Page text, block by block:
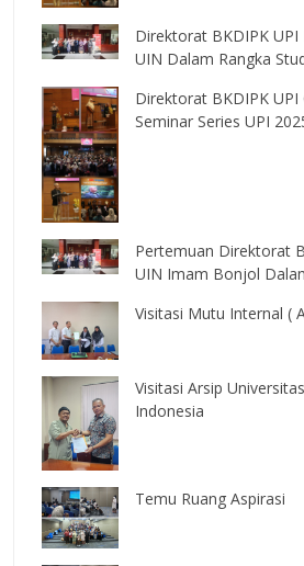
Direktorat BKDIPK
UIN Dalam Rangka
Direktorat BKDIPK UPI
Seminar Series UPI
Pertemuan Direktorat
UIN Imam Bonjol
Visitasi Mutu Internal (
Visitasi Arsip
Indonesia
Temu Ruang Aspirasi